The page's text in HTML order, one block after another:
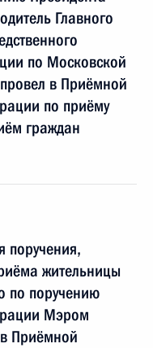
Главного
по Московской
в Приёмной
по приёму
граждан
поручения,
жительницы
по поручению
Мэром
Приёмной